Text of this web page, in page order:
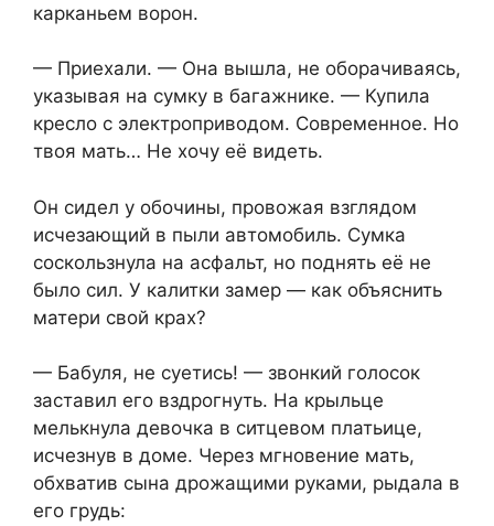
карканьем ворон.
— Приехали. — Она вышла, не оборачиваясь,
указывая на сумку в багажнике. — Купила
кресло с электроприводом. Современное. Но
твоя мать… Не хочу её видеть.
Он сидел у обочины, провожая взглядом
исчезающий в пыли автомобиль. Сумка
соскользнула на асфальт, но поднять её не
было сил. У калитки замер — как объяснить
матери свой крах?
— Бабуля, не суетись! — звонкий голосок
заставил его вздрогнуть. На крыльце
мелькнула девочка в ситцевом платьице,
исчезнув в доме. Через мгновение мать,
обхватив сына дрожащими руками, рыдала в
его грудь: